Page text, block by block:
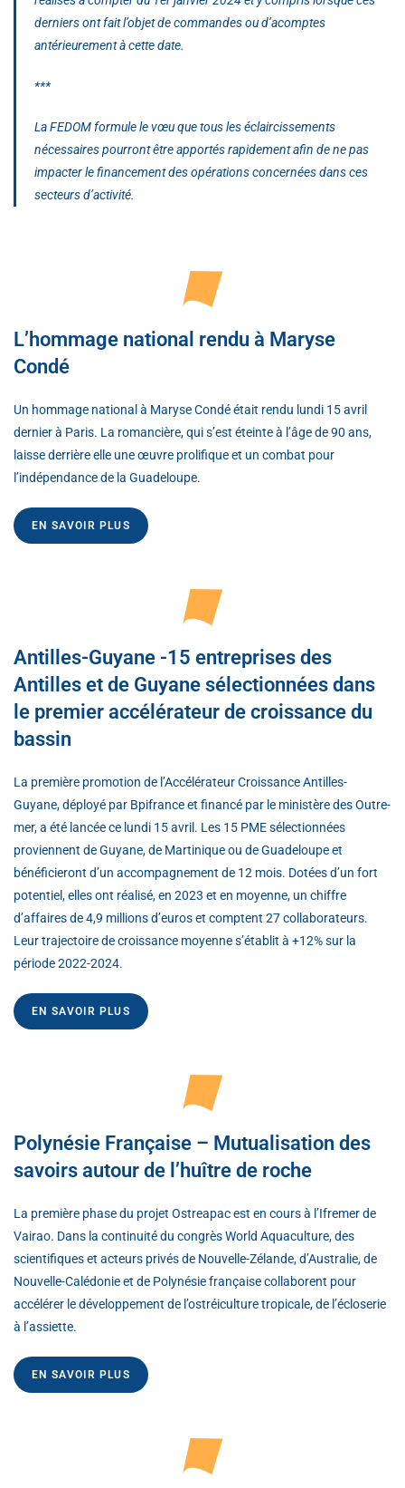
derniers ont fait l’objet de commandes ou d’acomptes
antérieurement à cette date.
***
La FEDOM formule le vœu que tous les éclaircissements
nécessaires pourront être apportés rapidement afin de ne pas
impacter le financement des opérations concernées dans ces
secteurs d’activité.
L’hommage national rendu à Maryse
Condé
Un hommage national à Maryse Condé était rendu lundi 15 avril
dernier à Paris. La romancière, qui s’est éteinte à l’âge de 90 ans,
laisse derrière elle une œuvre prolifique et un combat pour
l’indépendance de la Guadeloupe.
EN SAVOIR PLUS
Antilles-Guyane -15 entreprises des
Antilles et de Guyane sélectionnées dans
le premier accélérateur de croissance du
bassin
La première promotion de l’Accélérateur Croissance Antilles-
Guyane, déployé par Bpifrance et financé par le ministère des Outre-
mer, a été lancée ce lundi 15 avril. Les 15 PME sélectionnées
proviennent de Guyane, de Martinique ou de Guadeloupe et
bénéficieront d’un accompagnement de 12 mois. Dotées d’un fort
potentiel, elles ont réalisé, en 2023 et en moyenne, un chiffre
d’affaires de 4,9 millions d’euros et comptent 27 collaborateurs.
Leur trajectoire de croissance moyenne s’établit à +12% sur la
période 2022-2024.
EN SAVOIR PLUS
Polynésie Française – Mutualisation des
savoirs autour de l’huître de roche
La première phase du projet Ostreapac est en cours à l’Ifremer de
Vairao. Dans la continuité du congrès World Aquaculture, des
scientifiques et acteurs privés de Nouvelle-Zélande, d’Australie, de
Nouvelle-Calédonie et de Polynésie française collaborent pour
accélérer le développement de l’ostréiculture tropicale, de l’écloserie
à l’assiette.
EN SAVOIR PLUS